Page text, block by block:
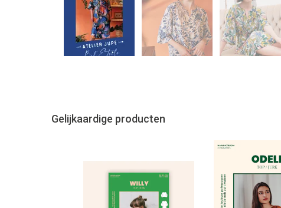
Gelijkaardige producten